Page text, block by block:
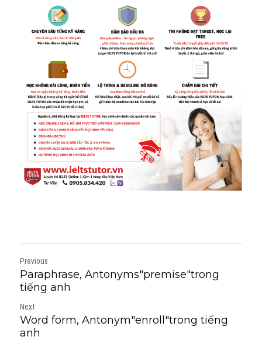
Previous
Paraphrase, Antonyms"premise"trong
tiếng anh
Next
Word form, Antonym"enroll"trong tiếng
anh